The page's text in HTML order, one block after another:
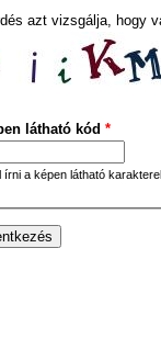
azt vizsgálja, hogy
látható kód *
írni a képen látható